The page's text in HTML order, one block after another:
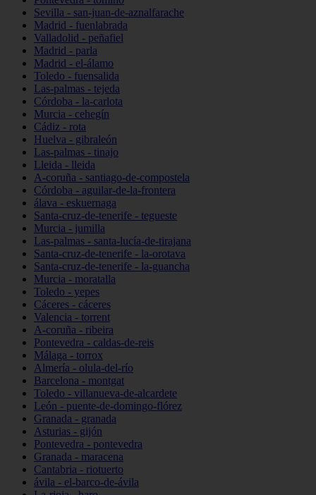
Sevilla - san-juan-de-aznalfarache
Madrid - fuenlabrada
Valladolid - peñafiel
Madrid - parla
Madrid - el-álamo
Toledo - fuensalida
Las-palmas - tejeda
Córdoba - la-carlota
Murcia - cehegín
Cádiz - rota
Huelva - gibraleón
Las-palmas - tinajo
Lleida - lleida
A-coruña - santiago-de-compostela
Córdoba - aguilar-de-la-frontera
álava - eskuernaga
Santa-cruz-de-tenerife - tegueste
Murcia - jumilla
Las-palmas - santa-lucía-de-tirajana
Santa-cruz-de-tenerife - la-orotava
Santa-cruz-de-tenerife - la-guancha
Murcia - moratalla
Toledo - yepes
Cáceres - cáceres
Valencia - torrent
A-coruña - ribeira
Pontevedra - caldas-de-reis
Málaga - torrox
Almería - olula-del-río
Barcelona - montgat
Toledo - villanueva-de-alcardete
León - puente-de-domingo-flórez
Granada - granada
Asturias - gijón
Pontevedra - pontevedra
Granada - maracena
Cantabria - riotuerto
ávila - el-barco-de-ávila